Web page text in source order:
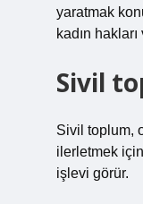
yaratmak
kadın
Sivil
Sivil toplum,
ilerletmek
işlevi görür.